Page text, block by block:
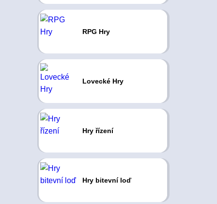
RPG Hry
Lovecké Hry
Hry řízení
Hry bitevní loď